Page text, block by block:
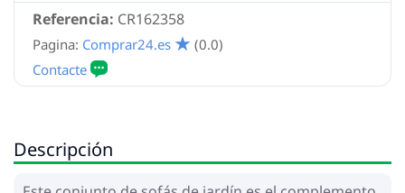
Referencia: CR162358
Pagina: Comprar24.es (0.0)
Descripción